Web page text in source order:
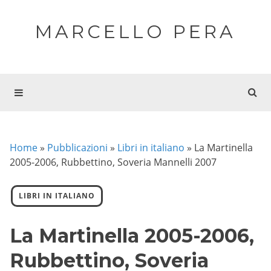
MARCELLO PERA
Home » Pubblicazioni » Libri in italiano » La Martinella
2005-2006, Rubbettino, Soveria Mannelli 2007
LIBRI IN ITALIANO
La Martinella 2005-2006,
Rubbettino, Soveria